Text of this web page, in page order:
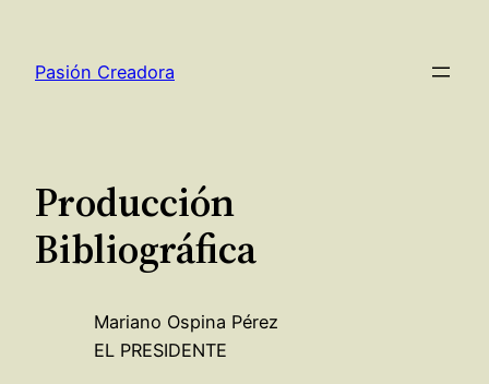
contenido
Pasión Creadora
Producción
Bibliográfica
Mariano Ospina Pérez
EL PRESIDENTE